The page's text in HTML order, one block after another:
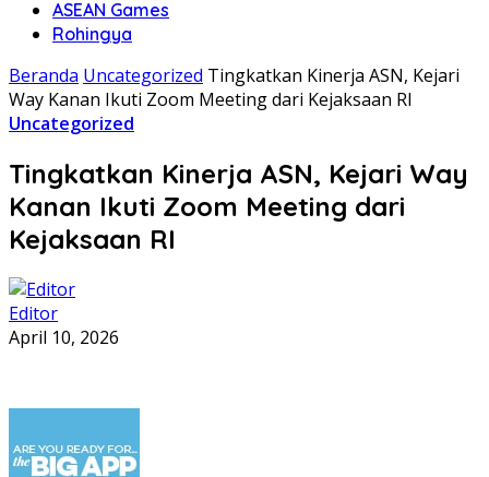
ASEAN Games
Rohingya
Beranda Uncategorized Tingkatkan Kinerja ASN, Kejari
Way Kanan Ikuti Zoom Meeting dari Kejaksaan RI
Uncategorized
Tingkatkan Kinerja ASN, Kejari Way
Kanan Ikuti Zoom Meeting dari
Kejaksaan RI
Editor
April 10, 2026